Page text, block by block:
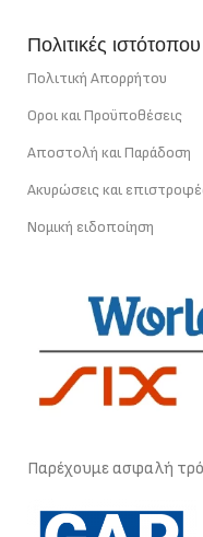
Πολιτικές ιστότοπου
Πολιτική Απορρήτου
Οροι και Προϋποθέσεις
Αποστολή και Παράδοση
Ακυρώσεις και
Νομική ειδοποίηση
Παρέχουμε ασφαλή